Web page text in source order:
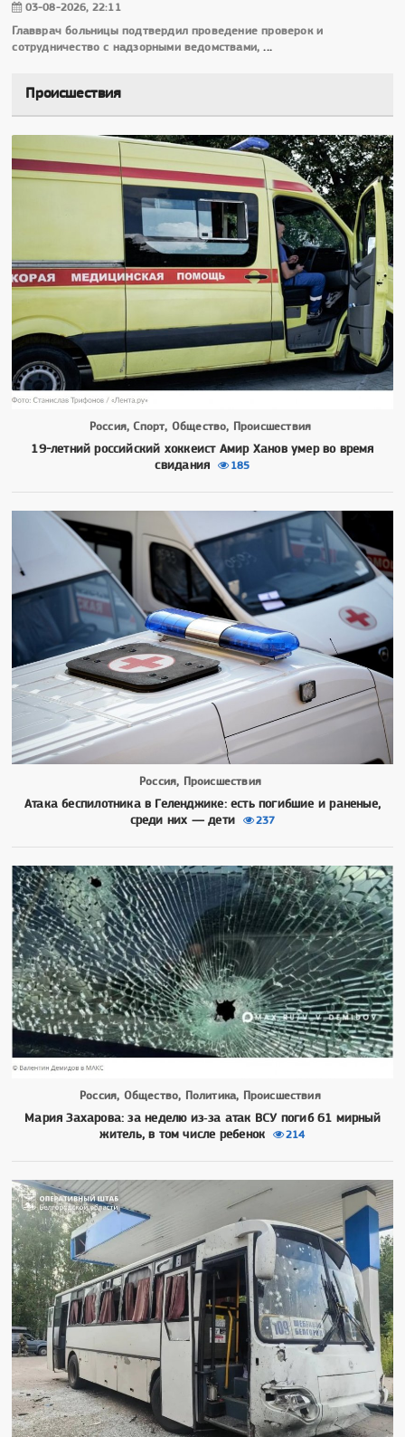
03-08-2026, 22:11
Главврач больницы подтвердил проведение проверок и
сотрудничество с надзорными ведомствами,...
Происшествия
Россия, Спорт, Общество, Происшествия
19-летний российский хоккеист Амир Ханов умер во время
свидания
185
Россия, Происшествия
Атака беспилотника в Геленджике: есть погибшие и раненые,
среди них — дети
237
Россия, Общество, Политика, Происшествия
Мария Захарова: за неделю из‑за атак ВСУ погиб 61 мирный
житель, в том числе ребенок
214